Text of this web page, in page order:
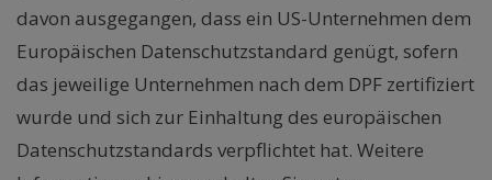
davon ausgegangen, dass ein US-Unternehmen dem
Europäischen Datenschutzstandard genügt, sofern
das jeweilige Unternehmen nach dem DPF zertifiziert
wurde und sich zur Einhaltung des europäischen
Datenschutzstandards verpflichtet hat. Weitere